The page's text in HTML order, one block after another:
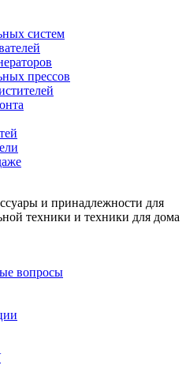
систем
прессов
и принадлежности для
техники и техники для дома
вопросы